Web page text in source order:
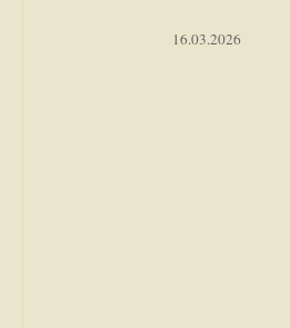
16.03.2026